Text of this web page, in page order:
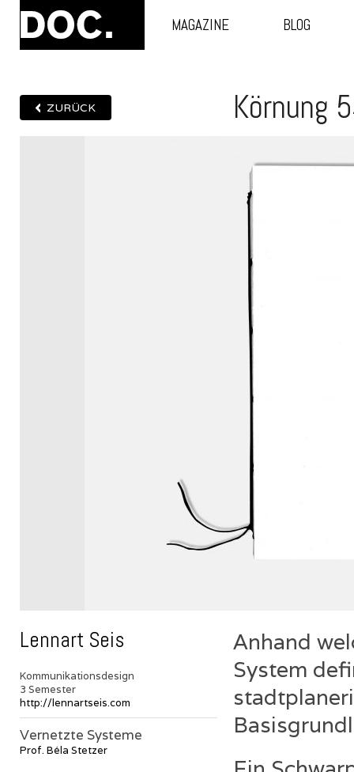
MAGAZINE BLOG
ZURÜCK Körnung
Lennart Seis
Kommunikationsdesign
3 Semester
http://lennartseis.com
Vernetzte Systeme
Prof. Béla Stetzer
Anhand
System